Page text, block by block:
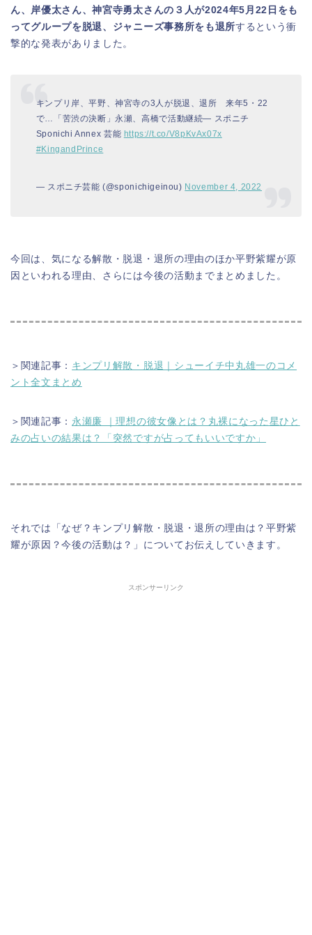
ん、岸優太さん、神宮寺勇太さんの３人が2024年5月22日をも
ってグループを脱退、ジャニーズ事務所をも退所するという衝
撃的な発表がありました。
キンプリ岸、平野、神宮寺の3人が脱退、退所 来年5・22
で…「苦渋の決断」永瀬、高橋で活動継続― スポニチ
Sponichi Annex 芸能 https://t.co/V8pKvAx07x
#KingandPrince
— スポニチ芸能 (@sponichigeinou) November 4, 2022
今回は、気になる解散・脱退・退所の理由のほか平野紫耀が原
因といわれる理由、さらには今後の活動までまとめました。
＞関連記事： キンプリ解散・脱退｜シューイチ中丸雄一のコメ
ント全文まとめ
＞関連記事： 永瀬廉 ｜理想の彼女像とは？丸裸になった星ひと
みの占いの結果は？「突然ですが占ってもいいですか」
それでは「なぜ？キンプリ解散・脱退・退所の理由は？平野紫
耀が原因？今後の活動は？」についてお伝えしていきます。
スポンサーリンク